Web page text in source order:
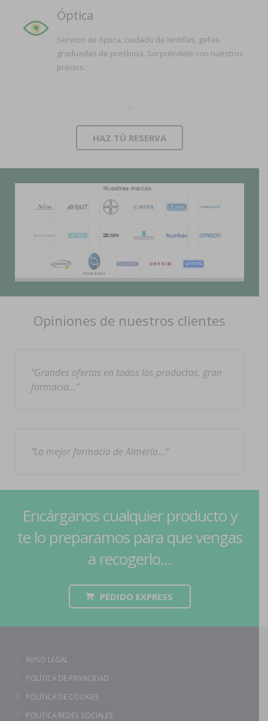
Óptica
Servicio de óptica, cuidado de lentillas, gafas
graduadas de presbicia. Sorpréndete con nuestros
precios.
HAZ TÚ RESERVA
Opiniones de nuestros clientes
Grandes ofertas en todos los productos, gran
farmacia…
La mejor farmacia de Almería…
Encárganos cualquier producto y
te lo preparamos para que vengas
a recogerlo...
PEDIDO EXPRESS
AVISO LEGAL
POLÍTICA DE PRIVACIDAD
POLÍTICA DE COOKIES
POLÍTICA REDES SOCIALES